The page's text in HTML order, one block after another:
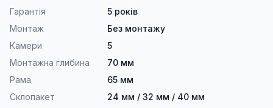
Гарантія
5 років
Монтаж
Без монтажу
Камери
5
Монтажна глибина
70 мм
Рама
65 мм
Склопакет
24 мм / 32 мм / 40 мм